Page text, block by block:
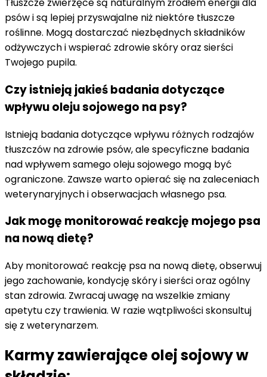
Tłuszcze zwierzęce są naturalnym źródłem energii dla
psów i są lepiej przyswajalne niż niektóre tłuszcze
roślinne. Mogą dostarczać niezbędnych składników
odżywczych i wspierać zdrowie skóry oraz sierści
Twojego pupila.
Czy istnieją jakieś badania dotyczące
wpływu oleju sojowego na psy?
Istnieją badania dotyczące wpływu różnych rodzajów
tłuszczów na zdrowie psów, ale specyficzne badania
nad wpływem samego oleju sojowego mogą być
ograniczone. Zawsze warto opierać się na zaleceniach
weterynaryjnych i obserwacjach własnego psa.
Jak mogę monitorować reakcję mojego psa
na nową dietę?
Aby monitorować reakcję psa na nową dietę, obserwuj
jego zachowanie, kondycję skóry i sierści oraz ogólny
stan zdrowia. Zwracaj uwagę na wszelkie zmiany
apetytu czy trawienia. W razie wątpliwości skonsultuj
się z weterynarzem.
Karmy zawierające olej sojowy w